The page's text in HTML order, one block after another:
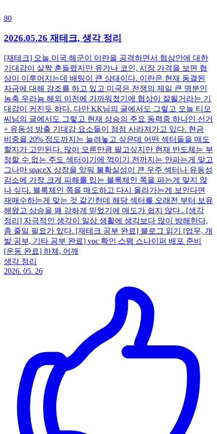
80
2026.05.26 재테크, 생각 정리
[재테크] 오늘 미국 해군이 이란을 공격하면서 협상안에 대한
기대감이 살짝 흔들렸지만 유가나 코인, 시장 가격을 보면 협
상이 이루어지는데 배팅이 큰 상태이다. 이란은 현재 동결된
자금에 대해 강조를 하고 있고 미국은 전쟁의 제일 큰 명분인
농축 우라늄 해외 이전에 가까워졌기에 협상이 잘될거라는 기
대감이 커진듯 하다. 다만 KK님의 글에서도 그렇고 오늘 티모
씨님의 글에서도 그렇고 현재 상승의 주요 동력중 하나인 선거
+ 유동성 방출 기대감 요소들이 점점 사라져가고 있다. 현금
비중을 20% 정도까지는 늘려놓고 싶은데 어떤 섹터들을 매도
할지가 고민된다. 많이 오른만큼 팔고싶지만 현재 반도체는 부
정할 수 없는 주도 섹터이기에 꺽이기 전까지는 안파는게 맞고
그나마 spaceX 상장을 앞둬 불확실성이 큰 우주 섹터나 유동성
감소에 가장 크게 피해를 입는 블록체인 쪽을 파는게 맞지 않
나 싶다. 블록체인 쪽을 매도하고 다시 올라가는게 보인다면
재매수하는게 맞는 것 같긴한데 해당 섹터를 오래전 부터 보유
해왔고 상승을 꽤 강하게 믿었기에 매도가 쉽지 않다.. [생각
정리] 자극적인 생각이 일상 생활에 생각보다 많이 방해한다,
좀 줄일 필요가 있다. [재테크 공부 완료] 블로그 읽기 [업무, 개
발 공부, 기타 공부 완료] voc 확인 스팸 스나이퍼 배포 준비
[운동 완료] 하체, 어깨
생각 정리
2026. 05. 26